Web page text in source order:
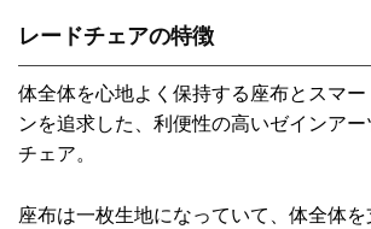
レードチェアの特徴
体全体を心地よく保持する座布とスマ
ンを追求した、利便性の高いゼインア
チェア。
座布は一枚生地になっていて、体全体